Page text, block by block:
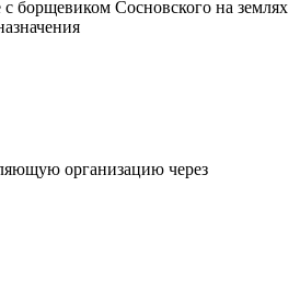
борщевиком Сосновского на землях
организацию через